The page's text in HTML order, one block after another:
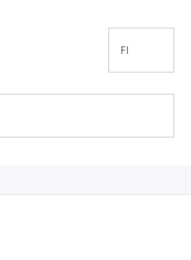
FI